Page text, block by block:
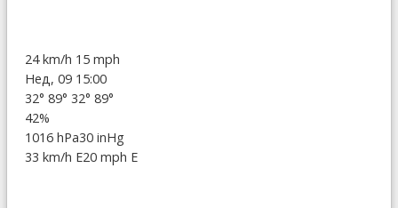
24 km/h 15 mph
Нед, 09 15:00
32° 89° 32° 89°
42%
1016 hPa30 inHg
33 km/h E20 mph E